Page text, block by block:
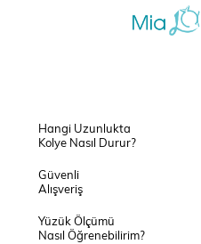
Hangi Uzunlukta
Kolye Nasıl Durur?
Güvenli
Alışveriş
Yüzük Ölçümü
Nasıl Öğrenebilirim?